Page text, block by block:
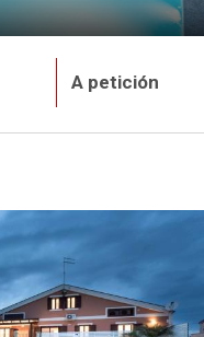
A petición